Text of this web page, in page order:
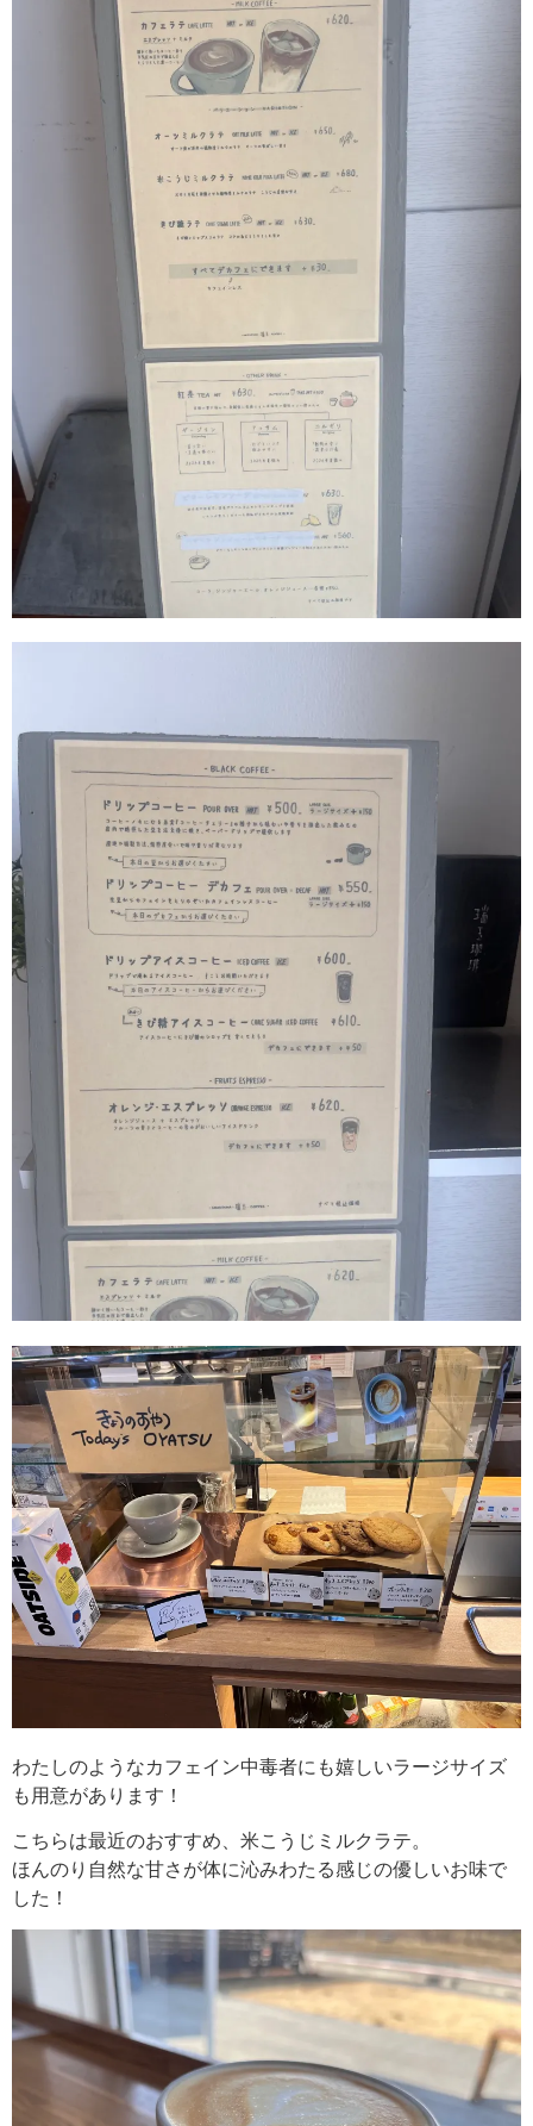
わたしのようなカフェイン中毒者にも嬉しいラージサイズ
も用意があります！
こちらは最近のおすすめ、米こうじミルクラテ。
ほんのり自然な甘さが体に沁みわたる感じの優しいお味で
した！